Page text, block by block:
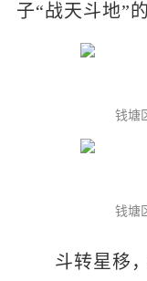
子“战天斗地”
钱塘
钱塘
斗转星移，